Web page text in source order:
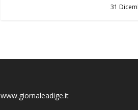
31
www.giornaleadige.it